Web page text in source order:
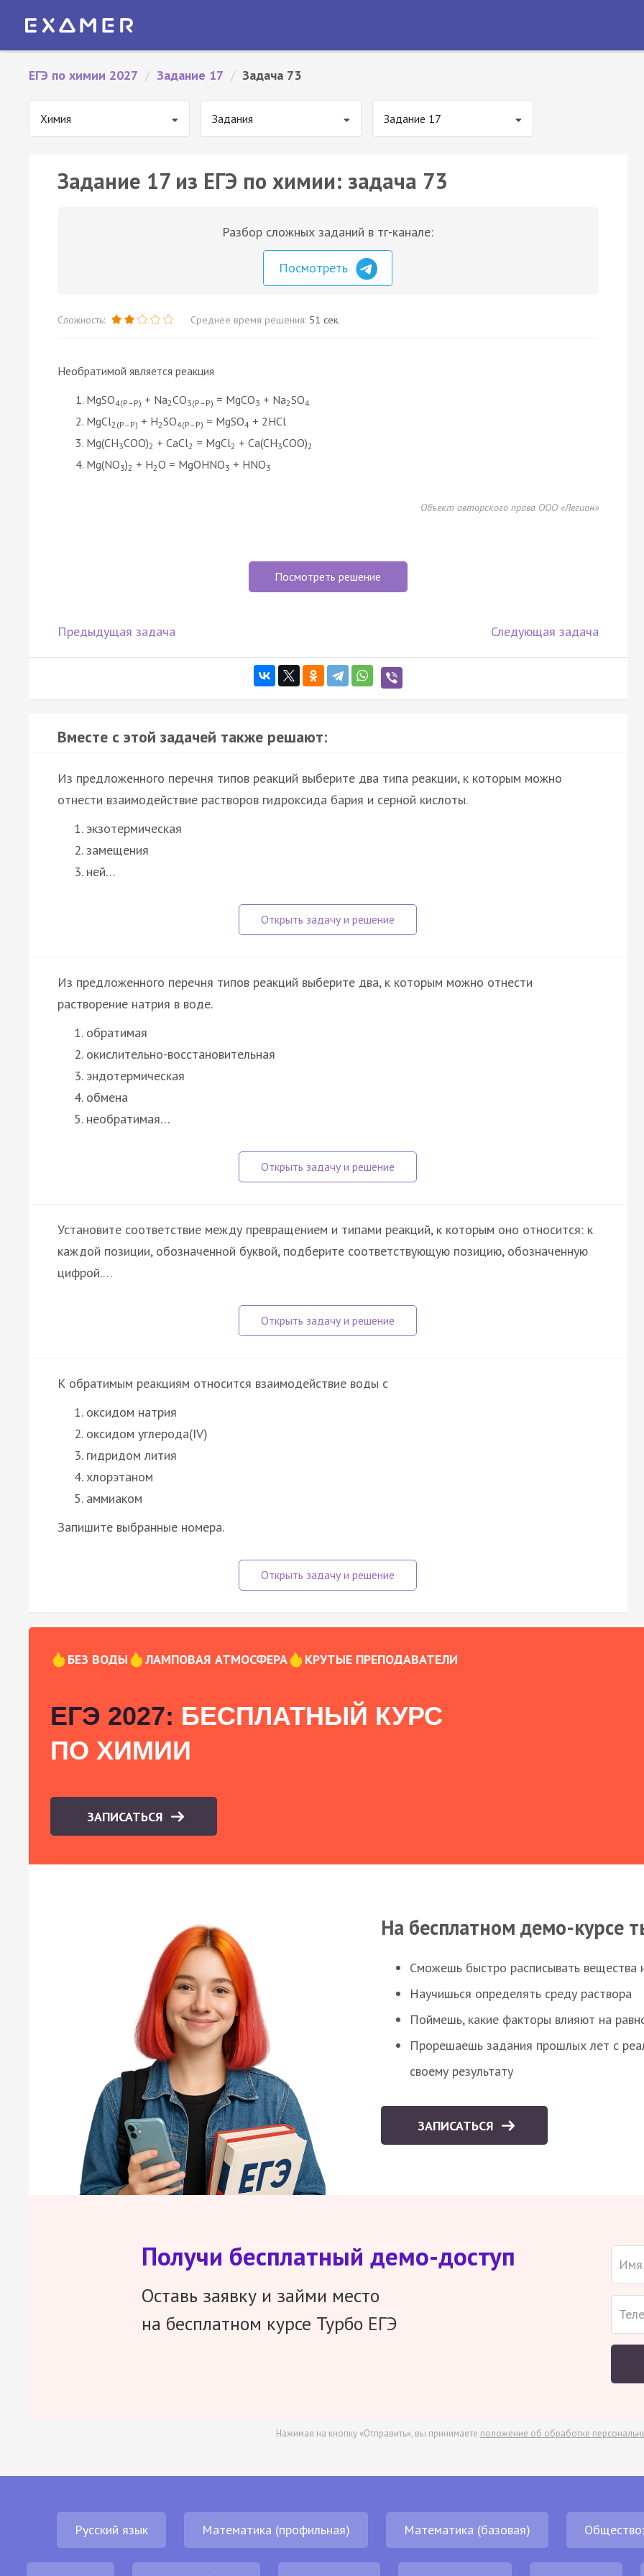
ЕГЭ по химии 2027 / Задание 17 / Задача 73
Химия Задания Задание 17
Задание 17 из ЕГЭ по химии: задача 73
Разбор сложных заданий в тг-канале:
Посмотреть
Сложность: Среднее время решения: 51 сек.
Необратимой является реакция
MgSO4(P–P) + Na2CO3(P–P) = MgCO3 + Na2SO4
MgCl2(P–P) + H2SO4(P–P) = MgSO4 + 2HCl
Mg(CH3COO)2 + CaCl2 = MgCl2 + Ca(CH3COO)2
Mg(NO3)2 + H2O = MgOHNO3 + HNO3
Объект авторского права ООО «Легион»
Посмотреть решение
Предыдущая задача Следующая задача
Вместе с этой задачей также решают:
Из предложенного перечня типов реакций выберите два типа реакции, к которым можно
отнести взаимодействие растворов гидроксида бария и серной кислоты.
экзотермическая
замещения
ней…
Из предложенного перечня типов реакций выберите два, к которым можно отнести
растворение натрия в воде.
обратимая
окислительно-восстановительная
эндотермическая
обмена
необратимая…
Установите соответствие между превращением и типами реакций, к которым оно относится: к
каждой позиции, обозначенной буквой, подберите соответствующую позицию, обозначенную
цифрой.…
К обратимым реакциям относится взаимодействие воды с
оксидом натрия
оксидом углерода(IV)
гидридом лития
хлорэтаном
аммиаком
Запишите выбранные номера.
БЕЗ ВОДЫ ЛАМПОВАЯ АТМОСФЕРА КРУТЫЕ ПРЕПОДАВАТЕЛИ
ЕГЭ 2027: БЕСПЛАТНЫЙ КУРС
ПО ХИМИИ
ЗАПИСАТЬСЯ
На бесплатном демо-курсе
Сможешь быстро расписывать вещества
Научишься определять среду раствора
Поймешь, какие факторы влияют на
Прорешаешь задания прошлых лет с
своему результату
ЗАПИСАТЬСЯ
Получи бесплатный демо-доступ
Оставь заявку и займи место
на бесплатном курсе Турбо ЕГЭ
Нажимая на кнопку «Отправить», вы принимаете положение об обработке
Русский язык Математика (профильная) Математика (базовая)